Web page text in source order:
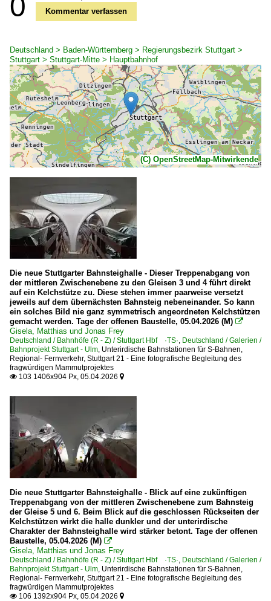
Kommentar verfassen
Deutschland > Baden-Württemberg > Regierungsbezirk Stuttgart >
Stuttgart > Stuttgart-Mitte > Hauptbahnhof
(C) OpenStreetMap-Mitwirkende
Die neue Stuttgarter Bahnsteighalle - Dieser Treppenabgang von
der mittleren Zwischenebene zu den Gleisen 3 und 4 führt direkt
auf ein Kelchstütze zu. Diese stehen immer paarweise versetzt
jeweils auf dem übernächsten Bahnsteig nebeneinander. So kann
ein solches Bild nie ganz symmetrisch angeordneten Kelchstützen
gemacht werden. Tage der offenen Baustelle, 05.04.2026 (M) 
Gisela, Matthias und Jonas Frey
Deutschland / Bahnhöfe (R - Z) / Stuttgart Hbf ·TS· Deutschland / Galerien /
Bahnprojekt Stuttgart - Ulm Unterirdische Bahnstationen für S-Bahnen,
Regional- Fernverkehr, Stuttgart 21 - Eine fotografische Begleitung des
fragwürdigen Mammutprojektes
 103 1406x904 Px, 05.04.2026 
Die neue Stuttgarter Bahnsteighalle - Blick auf eine zukünftigen
Treppenabgang von der mittleren Zwischenebene zum Bahnsteig
der Gleise 5 und 6. Beim Blick auf die geschlossen Rückseiten der
Kelchstützen wirkt die halle dunkler und der unterirdische
Charakter der Bahnsteighalle wird stärker betont. Tage der offenen
Baustelle, 05.04.2026 (M) 
Gisela, Matthias und Jonas Frey
Deutschland / Bahnhöfe (R - Z) / Stuttgart Hbf ·TS· Deutschland / Galerien /
Bahnprojekt Stuttgart - Ulm Unterirdische Bahnstationen für S-Bahnen,
Regional- Fernverkehr, Stuttgart 21 - Eine fotografische Begleitung des
fragwürdigen Mammutprojektes
 106 1392x904 Px, 05.04.2026 